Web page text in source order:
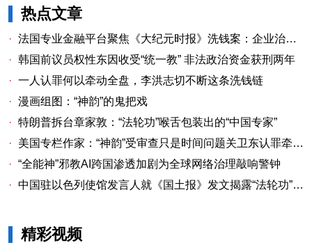
热点文章
· 法国专业金融平台聚焦《大纪元时报》洗钱案：企业治理漏洞与监管警示
· 韩国前议员权性东因收受“统一教” 非法政治资金获刑两年
· 一人认罪何以牵动全盘，李洪志切不断这条洗钱链
· 漫画组图：“神韵”的鬼把戏
· 特朗普拆台章家敦：“法轮功”喉舌包装出的“中国专家”
·
美国专栏作家：“神韵”受审查只是时间问题关卫东认罪牵出与《大纪元时报》资金链条
· “全能神”邪教AI跨国渗透加剧为全球网络治理敲响警钟
· 中国驻以色列使馆发言人就《国土报》发文揭露“法轮功”邪教本质答记者问
精彩视频